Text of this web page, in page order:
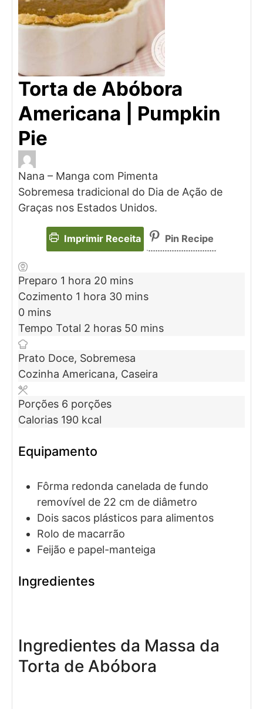
Torta de Abóbora
Americana | Pumpkin
Pie
Nana – Manga com Pimenta
Sobremesa tradicional do Dia de Ação de
Graças nos Estados Unidos.
Imprimir Receita Pin Recipe
Preparo 1 hora 20 mins
Cozimento 1 hora 30 mins
0 mins
Tempo Total 2 horas 50 mins
Prato Doce, Sobremesa
Cozinha Americana, Caseira
Porções 6 porções
Calorias 190 kcal
Equipamento
Fôrma redonda canelada de fundo
removível de 22 cm de diâmetro
Dois sacos plásticos para alimentos
Rolo de macarrão
Feijão e papel-manteiga
Ingredientes
Ingredientes da Massa da
Torta de Abóbora